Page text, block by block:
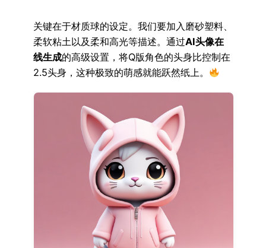
关键在于材质球的设定。我们要加入磨砂塑料、
柔软粘土以及柔和高光等描述。通过AI头像在
线生成的高级设置，将Q版角色的头身比控制在
2.5头身，这种极致的萌感就能跃然纸上。